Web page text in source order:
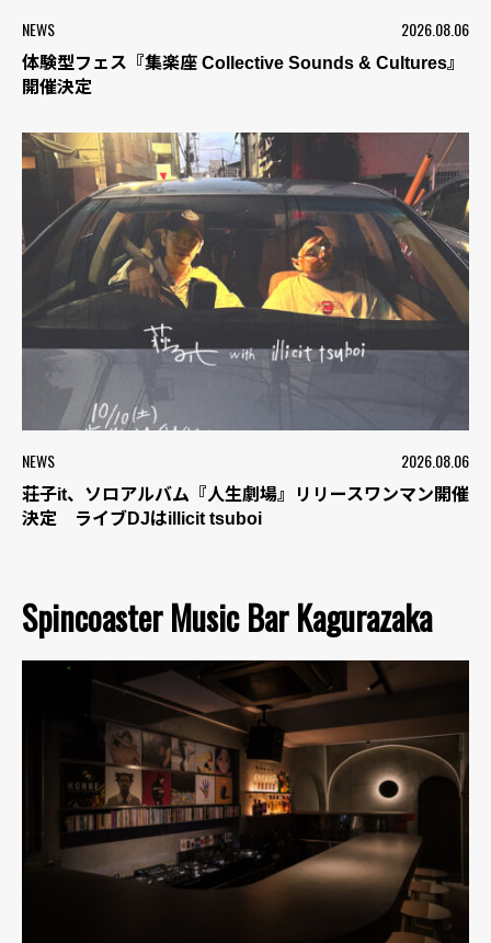
NEWS 2026.08.06
体験型フェス『集楽座 Collective Sounds & Cultures』
開催決定
NEWS 2026.08.06
荘子it、ソロアルバム『人生劇場』リリースワンマン開催
決定 ライブDJはillicit tsuboi
Spincoaster Music Bar Kagurazaka